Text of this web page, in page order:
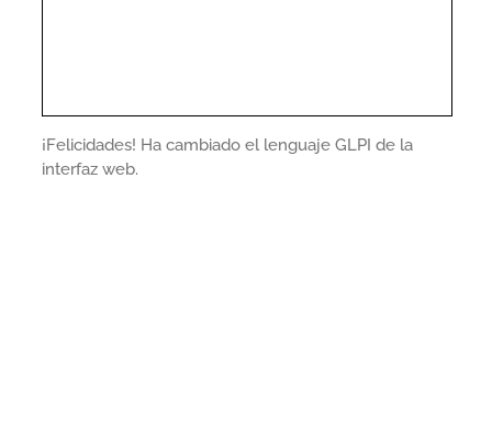
¡Felicidades! Ha cambiado el lenguaje GLPI de la
interfaz web.